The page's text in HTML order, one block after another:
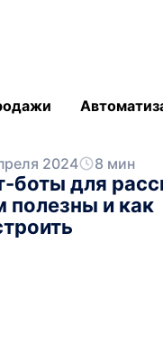
2024 8 мин
боты для
полезны и как